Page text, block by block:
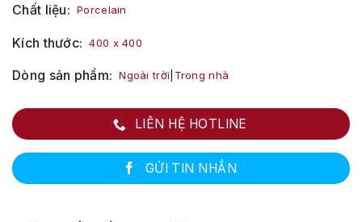
Chất liệu Porcelain
Kích thước 400 x 400
Dòng sản phẩm Ngoài trời Trong nhà
LIÊN HỆ HOTLINE
GỬI TIN NHẮN